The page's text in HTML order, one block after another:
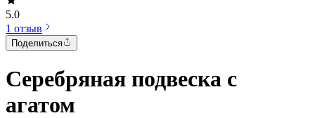
5.0
1 отзыв
Поделиться
Серебряная подвеска с
агатом